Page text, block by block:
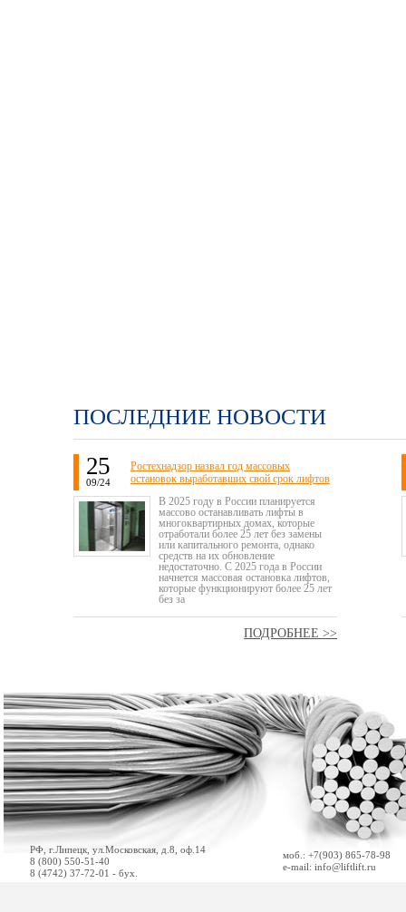
ПОСЛЕДНИЕ НОВОСТИ
25
09/24
Ростехнадзор назвал год массовых
остановок выработавших свой срок лифтов
В 2025 году в России планируется
массово останавливать лифты в
многоквартирных домах, которые
отработали более 25 лет без замены
или капитального ремонта, однако
средств на их обновление
недостаточно. С 2025 года в России
начнется массовая остановка лифтов,
которые функционируют более 25 лет
без за
ПОДРОБНЕЕ >>
РФ, г.Липецк, ул.Московская, д.8, оф.14
8 (800) 550-51-40
8 (4742) 37-72-01 - бух.
моб.: +7(903) 865-78-98
e-mail: info@liftlift.ru